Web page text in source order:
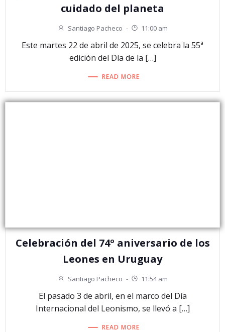
cuidado del planeta
Santiago Pacheco - 11:00 am
Este martes 22 de abril de 2025, se celebra la 55ª
edición del Día de la […]
READ MORE
Celebración del 74º aniversario de los
Leones en Uruguay
Santiago Pacheco - 11:54 am
El pasado 3 de abril, en el marco del Día
Internacional del Leonismo, se llevó a […]
READ MORE